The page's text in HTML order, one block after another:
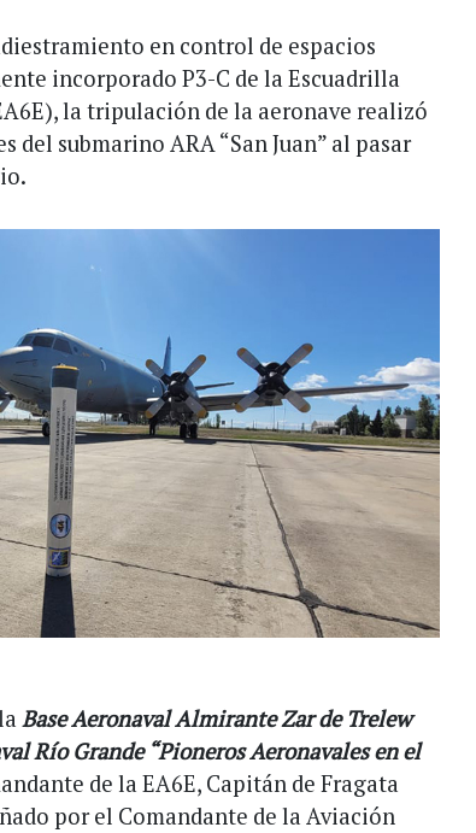
en control de espacios
incorporado P3-C de la Escuadrilla
la tripulación de la aeronave realizó
submarino ARA “San Juan” al pasar
Base Aeronaval Almirante Zar de Trelew
Río Grande “Pioneros Aeronavales en el
de la EA6E, Capitán de Fragata
por el Comandante de la Aviación